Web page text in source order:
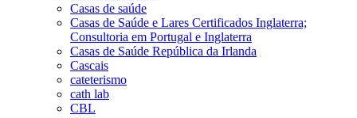
Casas de saúde
Casas de Saúde e Lares Certificados Inglaterra;
Consultoria em Portugal e Inglaterra
Casas de Saúde República da Irlanda
Cascais
cateterismo
cath lab
CBL